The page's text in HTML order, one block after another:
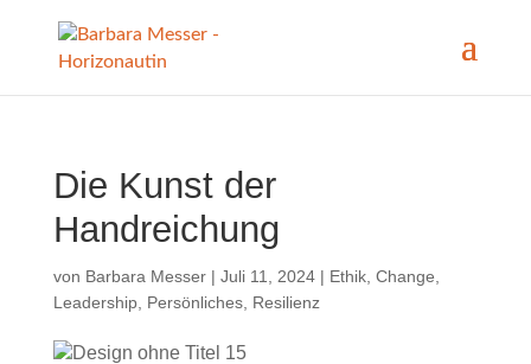
Die Kunst der
Handreichung
von Barbara Messer| Juli 11, 2024| Ethik, Change
Leadership, Persönliches, Resilienz